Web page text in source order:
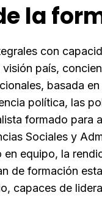
la
con
país,
basada
política, las
formado para
Sociales y
equipo, la
de formación
capaces de